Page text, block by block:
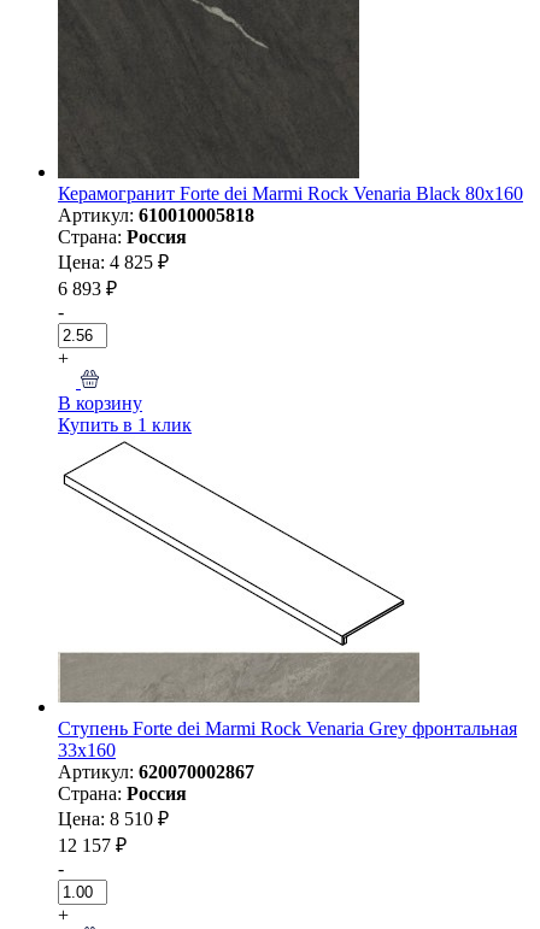
Керамогранит Forte dei Marmi Rock Venaria Black 80x160
Артикул: 610010005818
Страна: Россия
Цена: 4 825 ₽
6 893 ₽
-
+
В корзину
Купить в 1 клик
Ступень Forte dei Marmi Rock Venaria Grey фронтальная
33x160
Артикул: 620070002867
Страна: Россия
Цена: 8 510 ₽
12 157 ₽
-
+